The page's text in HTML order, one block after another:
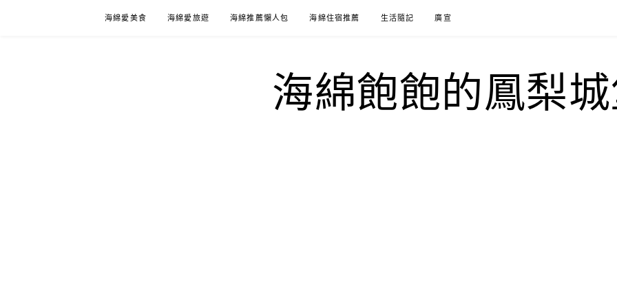
海綿愛美食 海綿愛旅遊 海綿推薦懶人包 海綿住宿推薦 生活隨記 廣宣
海綿飽飽的鳳梨